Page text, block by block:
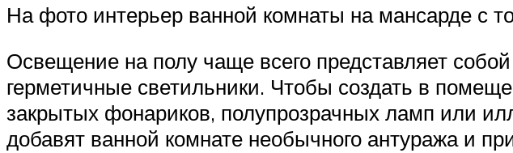
На фото интерьер ванной комнаты на мансарде с
Освещение на полу чаще всего представляет
герметичные светильники. Чтобы создать в
закрытых фонариков, полупрозрачных ламп или
добавят ванной комнате необычного антуража и